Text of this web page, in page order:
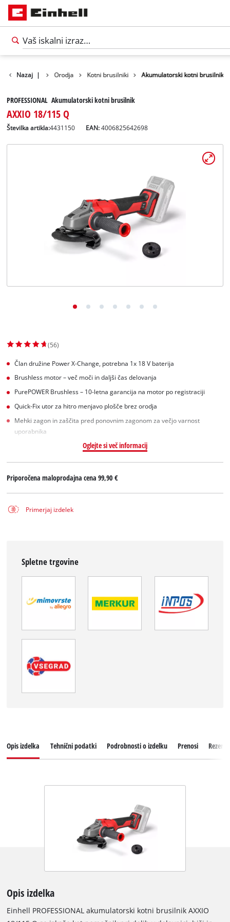
Slovenščina
Nazaj |
Izdelki Orodja Kotni brusilniki Akumulatorski kotni brusilnik
PROFESSIONAL Akumulatorski kotni brusilnik
AXXIO 18/115 Q
Številka artikla:4431150 EAN:4006825642698
(56)
Član družine Power X-Change, potrebna 1x 18 V baterija
Brushless motor – več moči in daljši čas delovanja
PurePOWER Brushless – 10-letna garancija na motor po registraciji
Quick-Fix utor za hitro menjavo plošče brez orodja
Mehki zagon in zaščita pred ponovnim zagonom za večjo varnost
uporabnika
Oglejte si več informacij
Priporočena maloprodajna cena99,90 €
Primerjaj izdelek
Spletne trgovine
Opis izdelka Tehnični podatki Podrobnosti o izdelku Prenosi
Opis izdelka
Einhell PROFESSIONAL akumulatorski kotni brusilnik AXXIO